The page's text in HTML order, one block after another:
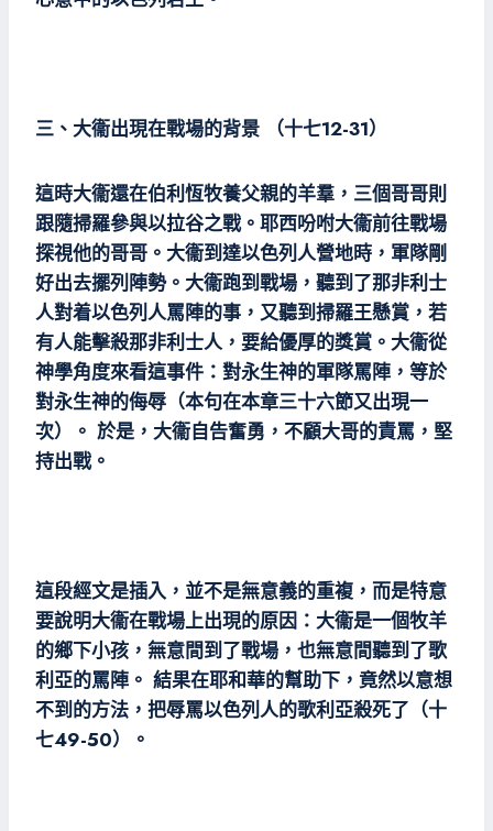
三、大衞出現在戰場的背景 （十七12-31）
這時大衞還在伯利恆牧養父親的羊羣，三個哥哥則
跟隨掃羅參與以拉谷之戰。耶西吩咐大衞前往戰場
探視他的哥哥。大衞到達以色列人營地時，軍隊剛
好出去擺列陣勢。大衞跑到戰場，聽到了那非利士
人對着以色列人罵陣的事，又聽到掃羅王懸賞，若
有人能擊殺那非利士人，要給優厚的獎賞。大衞從
神學角度來看這事件：對永生神的軍隊罵陣，等於
對永生神的侮辱（本句在本章三十六節又出現一
次）。 於是，大衞自告奮勇，不顧大哥的責罵，堅
持出戰。
這段經文是插入，並不是無意義的重複，而是特意
要說明大衞在戰場上出現的原因：大衞是一個牧羊
的鄉下小孩，無意間到了戰場，也無意間聽到了歌
利亞的罵陣。 結果在耶和華的幫助下，竟然以意想
不到的方法，把辱罵以色列人的歌利亞殺死了（十
七49-50）。